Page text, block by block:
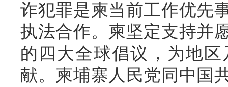
诈犯罪是柬当前工作优先
执法合作。柬坚定支持并
的四大全球倡议，为地
献。柬埔寨人民党同中国